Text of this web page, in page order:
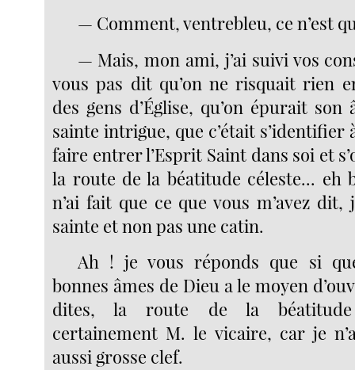
— Comment, ventrebleu, ce n’est
— Mais, mon ami, j’ai suivi vos
vous pas dit qu’on ne risquait rien
des gens d’Église, qu’on épurait
sainte intrigue, que c’était s’identifier
faire entrer l’Esprit Saint dans soi et
la route de la béatitude céleste... eh
n’ai fait que ce que vous m’avez
sainte et non pas une catin.
Ah ! je vous réponds que si
bonnes âmes de Dieu a le moyen
dites, la route de la béatitude
certainement M. le vicaire, car je
aussi grosse clef.